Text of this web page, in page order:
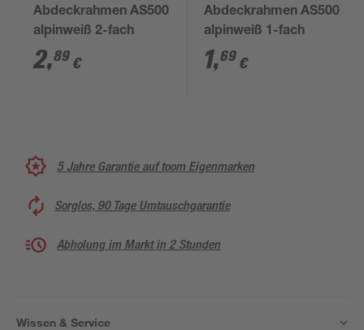
Abdeckrahmen AS500
alpinweiß 2-fach
2,89 €
Abdeckrahmen AS500
alpinweiß 1-fach
1,69 €
5 Jahre Garantie auf toom Eigenmarken
Sorglos, 90 Tage Umtauschgarantie
Abholung im Markt in 2 Stunden
Wissen & Service